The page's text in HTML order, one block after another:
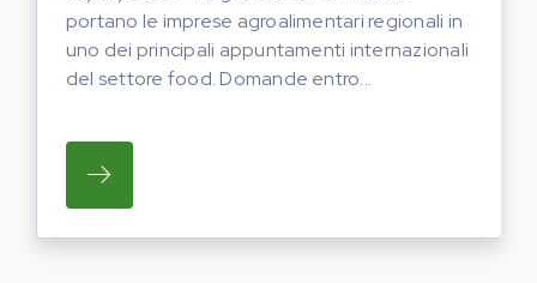
portano le imprese agroalimentari regionali in
uno dei principali appuntamenti internazionali
del settore food. Domande entro...
SU REGIONE LAZIO E ARSIAL PORTANO